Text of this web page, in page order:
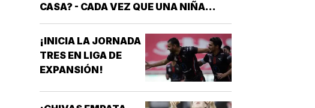
CASA? - CADA VEZ QUE UNA NIÑA
ENTRA A UNA CANCHA CON UN BALÓN
BAJO EL BRAZO, NO LLEGA SOLA
*DETRÁS DE ELLA SIEMPRE HAY
ALGUIEN QUE LA LLEVÓ AL
ENTRENAMIENTO, QUE HIZO EL
ESFUERZO…
¡INICIA LA JORNADA
TRES EN LIGA DE
EXPANSIÓN!